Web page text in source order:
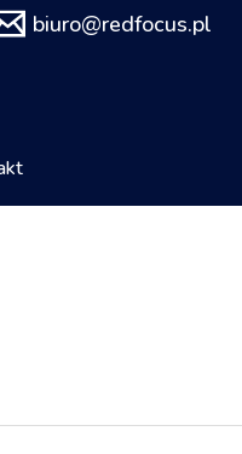
biuro@redfocus.pl